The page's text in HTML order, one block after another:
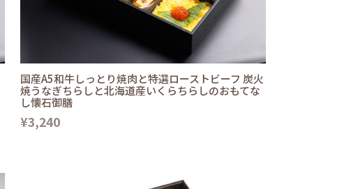
国産A5和牛しっとり焼肉と特選ローストビーフ 炭火
焼うなぎちらしと北海道産いくらちらしのおもてな
し懐石御膳
¥3,240